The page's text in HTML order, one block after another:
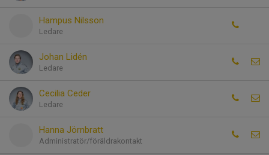
Hampus Nilsson
Ledare
Johan Lidén
Ledare
Cecilia Ceder
Ledare
Hanna Jörnbratt
Administratör/föräldrakontakt